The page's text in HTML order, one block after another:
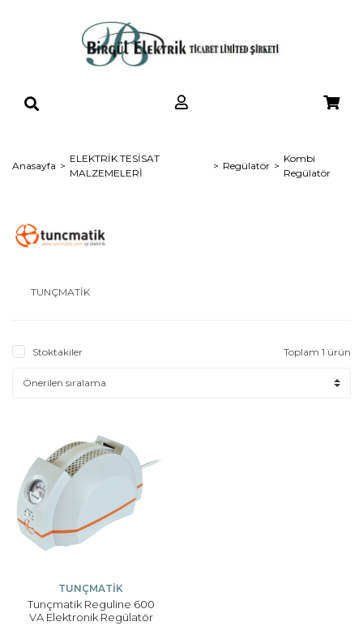
Anasayfa
ELEKTRİK TESİSAT
MALZEMELERİ
Regülatör
Kombi
Regülatör
TUNÇMATİK
Stoktakiler Toplam 1 ürün
TUNÇMATİK
Tunçmatik Reguline 600
VA Elektronik Regülatör